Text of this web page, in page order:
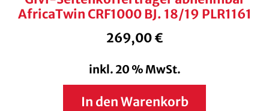
AfricaTwin CRF1000 BJ. 18/19 PLR1161
269,00€
inkl. 20 % MwSt.
In den Warenkorb